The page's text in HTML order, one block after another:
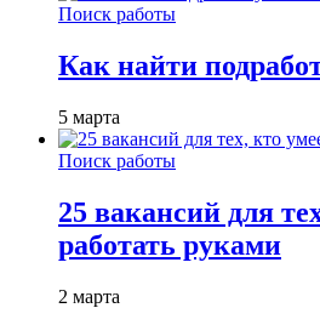
Поиск работы
Как найти
5 марта
Поиск работы
25 вакансий для
работать руками
2 марта